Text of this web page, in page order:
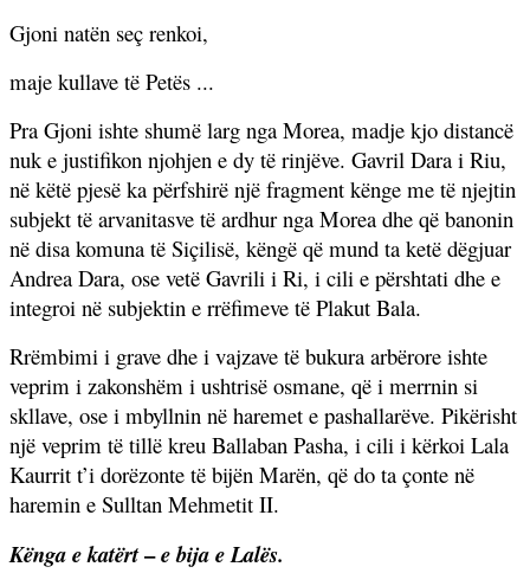
Gjoni natën seç renkoi,
maje kullave të Petës ...
Pra Gjoni ishte shumë larg nga Morea, madje kjo distancë
nuk e justifikon njohjen e dy të rinjëve. Gavril Dara i Riu,
në këtë pjesë ka përfshirë një fragment kënge me të njejtin
subjekt të arvanitasve të ardhur nga Morea dhe që banonin
në disa komuna të Siçilisë, këngë që mund ta ketë dëgjuar
Andrea Dara, ose vetë Gavrili i Ri, i cili e përshtati dhe e
integroi në subjektin e rrëfimeve të Plakut Bala.
Rrëmbimi i grave dhe i vajzave të bukura arbërore ishte
veprim i zakonshëm i ushtrisë osmane, që i merrnin si
skllave, ose i mbyllnin në haremet e pashallarëve. Pikërisht
një veprim të tillë kreu Ballaban Pasha, i cili i kërkoi Lala
Kaurrit t’i dorëzonte të bijën Marën, që do ta çonte në
haremin e Sulltan Mehmetit II.
Kënga e katërt–e bija e Lalës.